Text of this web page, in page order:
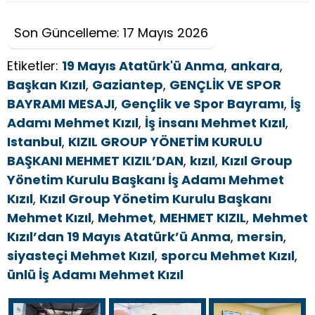
Son Güncelleme: 17 Mayıs 2026
Etiketler: 19 Mayıs Atatürk'ü Anma, ankara,
Başkan Kızıl, Gaziantep, GENÇLİK VE SPOR
BAYRAMI MESAJI, Gençlik ve Spor Bayramı, İş
Adamı Mehmet Kızıl, İş insanı Mehmet Kızıl,
Istanbul, KIZIL GROUP YÖNETİM KURULU
BAŞKANI MEHMET KIZIL’DAN, kızıl, Kızıl Group
Yönetim Kurulu Başkanı İş Adamı Mehmet
Kızıl, Kızıl Group Yönetim Kurulu Başkanı
Mehmet Kızıl, Mehmet, MEHMET KIZIL, Mehmet
Kızıl’dan 19 Mayıs Atatürk’ü Anma, mersin,
siyasteçi Mehmet Kızıl, sporcu Mehmet Kızıl,
ünlü İş Adamı Mehmet Kızıl